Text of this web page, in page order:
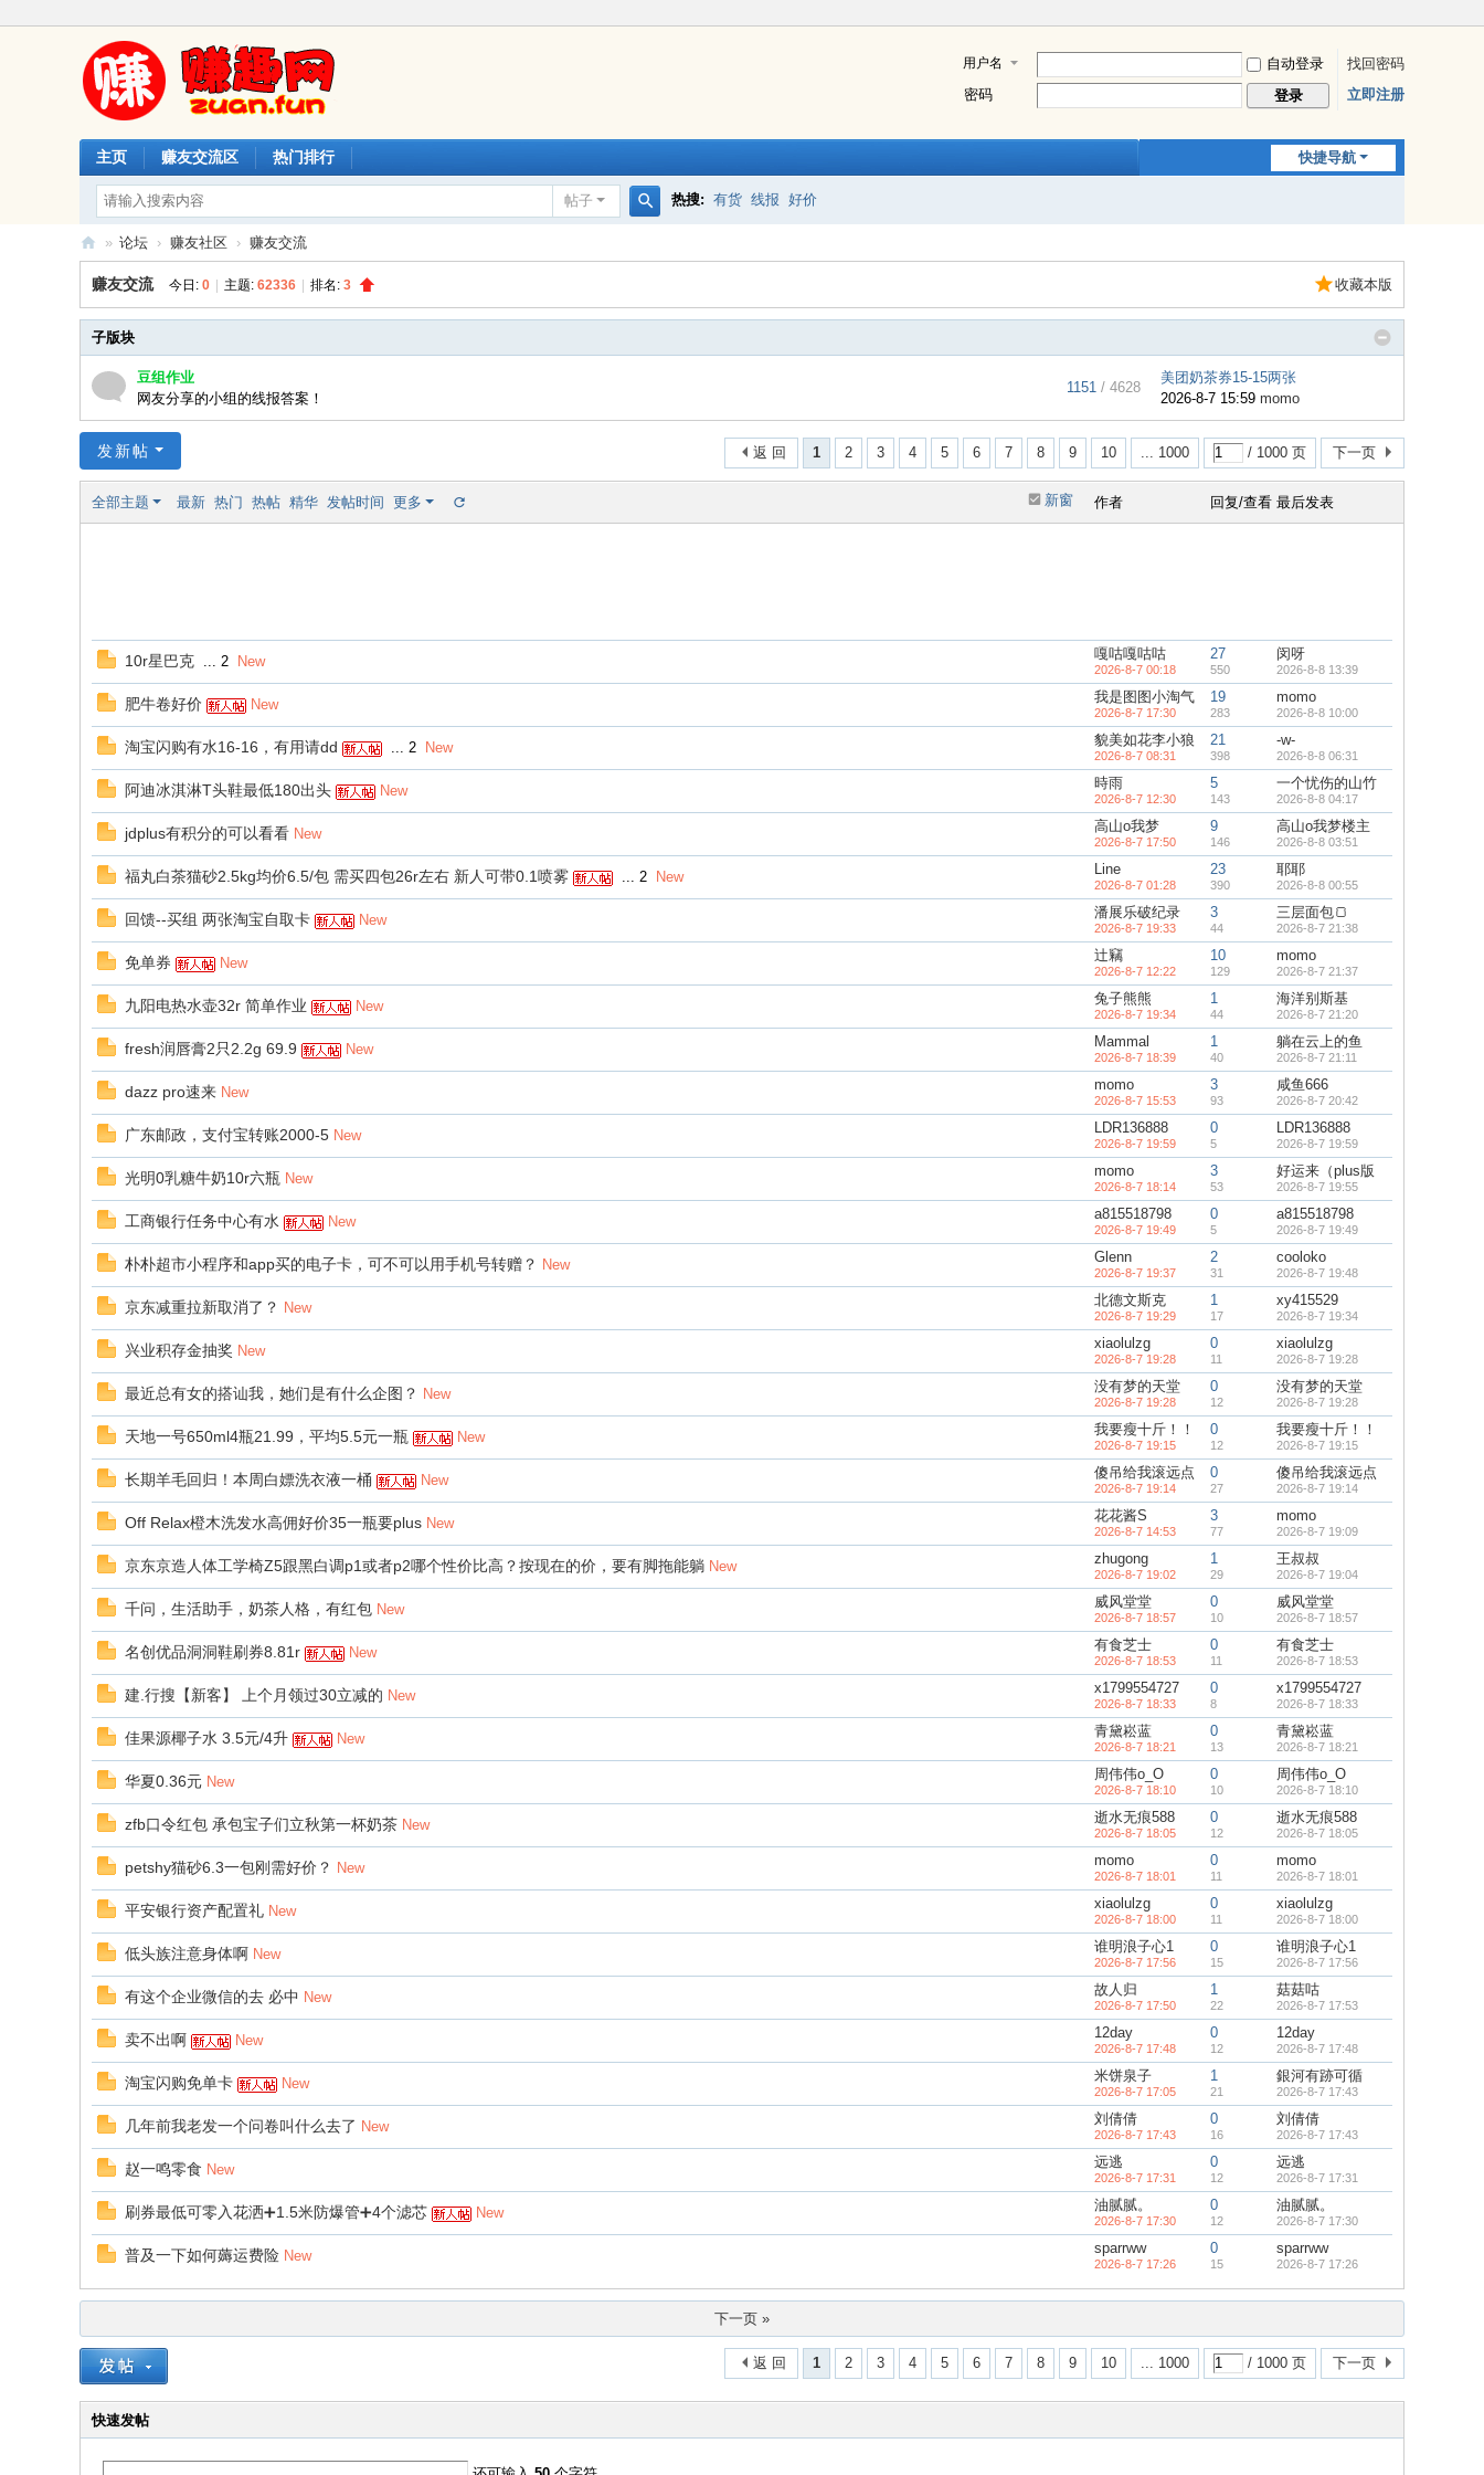
用户名 自动登录
找回密码
密码
登录 立即注册
快捷导航
主页 赚友交流区 热门排行
帖子
索
热搜: 有货 线报 好价
赚
趣
网
» 论坛 › 赚友社区 › 赚友交流
收藏本版
赚友交流 今日: 0 主题: 62336 排名: 3
子版块
豆组作业
网友分享的小组的线报答案！
1151 / 4628
美团奶茶券15-15两张
2026-8-7 15:59 momo
1 2 3 4 5 6 7 8 9 10 ... 1000 / 1000 页 下一页
返 回
发新帖
新窗
全部主题 最新 热门 热帖 精华 发帖时间 更多 作者 回复/查看 最后发表
10r星巴克 ... 2 New 嘎咕嘎咕咕
2026-8-7 00:18
27
550
闵呀
2026-8-8 13:39
肥牛卷好价 New 我是图图小淘气
2026-8-7 17:30
19
283
momo
2026-8-8 10:00
淘宝闪购有水16-16，有用请dd ... 2 New 貌美如花李小狼
2026-8-7 08:31
21
398
-w-
2026-8-8 06:31
阿迪冰淇淋T头鞋最低180出头 New 時雨
2026-8-7 12:30
5
143
一个忧伤的山竹
2026-8-8 04:17
jdplus有积分的可以看看 New 高山o我梦
2026-8-7 17:50
9
146
高山o我梦楼主
2026-8-8 03:51
福丸白茶猫砂2.5kg均价6.5/包 需买四包26r左右 新人可带0.1喷雾 ... 2 New Line
2026-8-7 01:28
23
390
耶耶
2026-8-8 00:55
回馈--买组 两张淘宝自取卡 New 潘展乐破纪录
2026-8-7 19:33
3
44
三层面包🍞
2026-8-7 21:38
免单券 New 辻竊
2026-8-7 12:22
10
129
momo
2026-8-7 21:37
九阳电热水壶32r 简单作业 New 兔子熊熊
2026-8-7 19:34
1
44
海洋别斯基
2026-8-7 21:20
fresh润唇膏2只2.2g 69.9 New Mammal
2026-8-7 18:39
1
40
躺在云上的鱼
2026-8-7 21:11
dazz pro速来 New momo
2026-8-7 15:53
3
93
咸鱼666
2026-8-7 20:42
广东邮政，支付宝转账2000-5 New LDR136888
2026-8-7 19:59
0
5
LDR136888
2026-8-7 19:59
光明0乳糖牛奶10r六瓶 New momo
2026-8-7 18:14
3
53
好运来（plus版
2026-8-7 19:55
工商银行任务中心有水 New a815518798
2026-8-7 19:49
0
5
a815518798
2026-8-7 19:49
朴朴超市小程序和app买的电子卡，可不可以用手机号转赠？ New Glenn
2026-8-7 19:37
2
31
cooloko
2026-8-7 19:48
京东减重拉新取消了？ New 北德文斯克
2026-8-7 19:29
1
17
xy415529
2026-8-7 19:34
兴业积存金抽奖 New xiaolulzg
2026-8-7 19:28
0
11
xiaolulzg
2026-8-7 19:28
最近总有女的搭讪我，她们是有什么企图？ New 没有梦的天堂
2026-8-7 19:28
0
12
没有梦的天堂
2026-8-7 19:28
天地一号650ml4瓶21.99，平均5.5元一瓶 New 我要瘦十斤！！
2026-8-7 19:15
0
12
我要瘦十斤！！
2026-8-7 19:15
长期羊毛回归！本周白嫖洗衣液一桶 New 傻吊给我滚远点
2026-8-7 19:14
0
27
傻吊给我滚远点
2026-8-7 19:14
Off Relax橙木洗发水高佣好价35一瓶要plus New 花花酱S
2026-8-7 14:53
3
77
momo
2026-8-7 19:09
京东京造人体工学椅Z5跟黑白调p1或者p2哪个性价比高？按现在的价，要有脚拖能躺 New zhugong
2026-8-7 19:02
1
29
王叔叔
2026-8-7 19:04
千问，生活助手，奶茶人格，有红包 New 威风堂堂
2026-8-7 18:57
0
10
威风堂堂
2026-8-7 18:57
名创优品洞洞鞋刷券8.81r New 有食芝士
2026-8-7 18:53
0
11
有食芝士
2026-8-7 18:53
建.行搜【新客】 上个月领过30立减的 New x1799554727
2026-8-7 18:33
0
8
x1799554727
2026-8-7 18:33
佳果源椰子水 3.5元/4升 New 青黛崧蓝
2026-8-7 18:21
0
13
青黛崧蓝
2026-8-7 18:21
华夏0.36元 New 周伟伟o_O
2026-8-7 18:10
0
10
周伟伟o_O
2026-8-7 18:10
zfb口令红包 承包宝子们立秋第一杯奶茶 New 逝水无痕588
2026-8-7 18:05
0
12
逝水无痕588
2026-8-7 18:05
petshy猫砂6.3一包刚需好价？ New momo
2026-8-7 18:01
0
11
momo
2026-8-7 18:01
平安银行资产配置礼 New xiaolulzg
2026-8-7 18:00
0
11
xiaolulzg
2026-8-7 18:00
低头族注意身体啊 New 谁明浪子心1
2026-8-7 17:56
0
15
谁明浪子心1
2026-8-7 17:56
有这个企业微信的去 必中 New 故人归
2026-8-7 17:50
1
22
菇菇咕
2026-8-7 17:53
卖不出啊 New 12day
2026-8-7 17:48
0
12
12day
2026-8-7 17:48
淘宝闪购免单卡 New 米饼泉子
2026-8-7 17:05
1
21
銀河有跡可循
2026-8-7 17:43
几年前我老发一个问卷叫什么去了 New 刘倩倩
2026-8-7 17:43
0
16
刘倩倩
2026-8-7 17:43
赵一鸣零食 New 远逃
2026-8-7 17:31
0
12
远逃
2026-8-7 17:31
刷券最低可零入花洒➕1.5米防爆管➕4个滤芯 New 油腻腻。
2026-8-7 17:30
0
12
油腻腻。
2026-8-7 17:30
普及一下如何薅运费险 New sparrww
2026-8-7 17:26
0
15
sparrww
2026-8-7 17:26
下一页 »
1 2 3 4 5 6 7 8 9 10 ... 1000 / 1000 页 下一页
返 回
快速发帖